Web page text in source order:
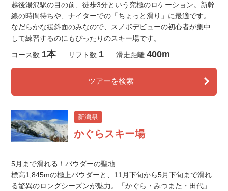
越後湯沢駅の目の前、徒歩3分という究極のロケーション。新幹
線の時間待ちや、ナイターでの「ちょっと滑り」に最適です。
なだらかな緩斜面のみなので、スノボデビューの初心者が集中
して練習するのにもぴったりのスキー場です。
コース数 1本 リフト数 1 滑走距離 400m
ツアーを検索
新潟県
かぐらスキー場
5月まで滑れる！パウダーの聖地
標高1,845mの極上パウダーと、11月下旬から5月下旬まで滑れ
る驚異のロングシーズンが魅力。「かぐら・みつまた・田代」